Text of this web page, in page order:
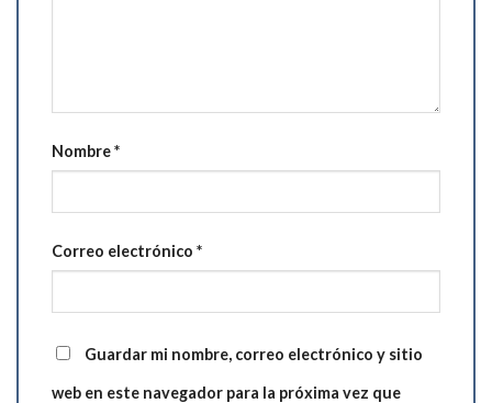
Nombre*
Correo electrónico *
Guardar mi nombre, correo electrónico y sitio
web en este navegador para la próxima vez que